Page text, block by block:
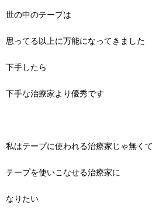
世の中のテープは
思ってる以上に万能になってきました
下手したら
下手な治療家より優秀です
私はテープに使われる治療家じゃ無くて
テープを使いこなせる治療家に
なりたい